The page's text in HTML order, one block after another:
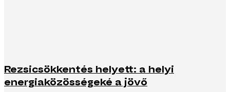
Rezsicsökkentés helyett: a helyi
energiaközösségeké a jövő